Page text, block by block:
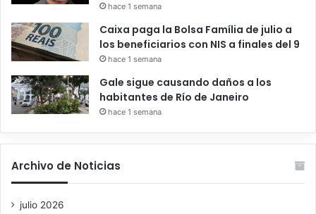
hace 1 semana
Caixa paga la Bolsa Família de julio a
los beneficiarios con NIS a finales del 9
hace 1 semana
Gale sigue causando daños a los
habitantes de Río de Janeiro
hace 1 semana
Archivo de Noticias
julio 2026